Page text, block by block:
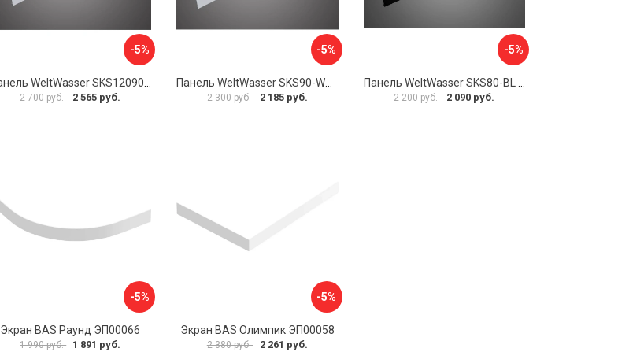
-5%
2 700 руб. 2 565 руб.
-5%
2 300 руб. 2 185 руб.
-5%
2 200 руб. 2 090 руб.
-5%
Экран BAS Раунд ЭП00066
1 990 руб. 1 891 руб.
-5%
Экран BAS Олимпик ЭП00058
2 380 руб. 2 261 руб.